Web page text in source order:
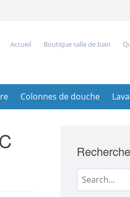
Accueil Boutique salle de bain
Colonnes de douche
Search